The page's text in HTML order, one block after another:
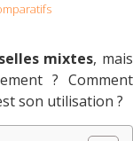
selles mixtes, mais
? Comment
son utilisation ?